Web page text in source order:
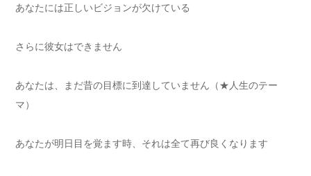
あなたには正しいビジョンが欠けている
さらに彼女はできません
あなたは、まだ昔の目標に到達していません（★人生のテー
マ）
あなたが明日目を覚ます時、それは全て再び良くなります